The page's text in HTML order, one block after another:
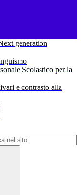
generation
Scolastico per la
e contrasto alla